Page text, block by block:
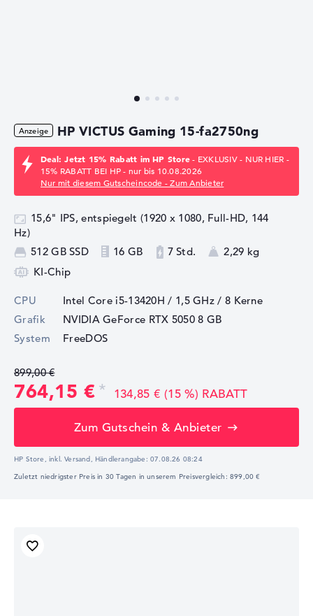
HP VICTUS Gaming 15-fa2750ng
Deal: Jetzt 15% Rabatt im HP Store- EXKLUSIV - NUR HIER -
15% RABATT BEI HP - nur bis 10.08.2026
Nur mit diesem Gutscheincode - Zum Anbieter
15,6" IPS, entspiegelt (1920 x 1080, Full-HD, 144
Hz)
512 GB SSD
16 GB 7 Std.
2,29 kg
KI-Chip
CPU Intel Core i5-13420H / 1,5 GHz / 8 Kerne
Grafik
NVIDIA GeForce RTX 50508 GB
System
FreeDOS
899,00 €
764,15 € 134,85 € (15 %) RABATT
Zum Gutschein & Anbieter
HP Store, inkl. Versand, Händlerangabe:07.08.26 08:24
Zuletzt niedrigster Preis in 30 Tagen in unserem Preisvergleich: 899,00 €